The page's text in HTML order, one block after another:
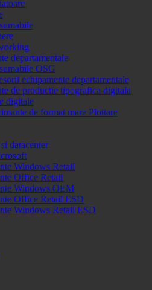
departamentale
OSG
echipamente departamentale
de productie tipografica digitala
digitale
de format mare Plottare
datacenter
Windows Retail
Office Retail
Windows OEM
Office Retail ESD
Windows Retail ESD